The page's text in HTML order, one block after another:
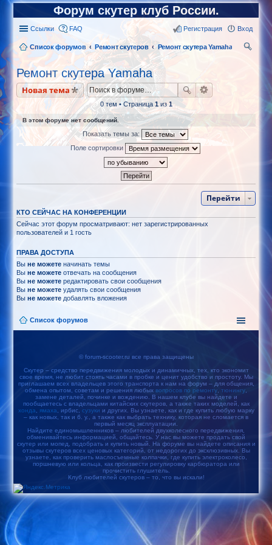
Форум скутер клуб России.
Ссылки FAQ Вход
Регистрация
Список форумов Ремонт скутеров
Ремонт скутера Yamaha
Ремонт скутера Yamaha
Новая тема
0 тем • Страница 1из 1
В этом форуме нет сообщений.
Показать темы за:
Поле сортировки
Перейти
КТО СЕЙЧАС НА КОНФЕРЕНЦИИ
Сейчас этот форум просматривают: нет зарегистрированных
пользователей и 1 гость
ПРАВА ДОСТУПА
Выне можете начинать темы
Выне можете отвечать на сообщения
Выне можете редактировать свои сообщения
Выне можете удалять свои сообщения
Выне можете добавлять вложения
Список форумов
© forum-scooter.ru все права защищены
Скутер – средство передвижения молодых и динамичных, тех, кто экономит
свое время, не любит стоять часами в пробке и ценит удобство и простоту. Мы
приглашаем всех владельцев этого транспорта к нам на форум – для общения,
обмена опытом, советам и решения любых вопросов по ремонту тюнингу
замене деталей, починке и вождению. В нашем клубе вы найдете и
пообщаетесь с владельцами китайских скутеров, а также таких моделей, как
хонда
ямаха , ирбис, сузуки и других. Вы узнаете, как и где купить любую марку
– как новых, так и б. у., а также как выбрать технику, которая не сломается в
первый месяц эксплуатации.
Найдите единомышленников – любителей двухколесного передвижения,
обменивайтесь информацией, общайтесь. У нас вы можете продать свой
скутер или мопед, подобрать и купить новый. На форуме вы найдете описания и
отзывы скутеров всех ценовых категорий, от недорогих до эксклюзивных. Вы
узнаете, как проверить маслосъемные колпачки, где купить электроколесо,
поршневую или кольца, как произвести регулировку карбюратора или
прочистить глушитель.
Клуб любителей скутеров – то, что вы искали!